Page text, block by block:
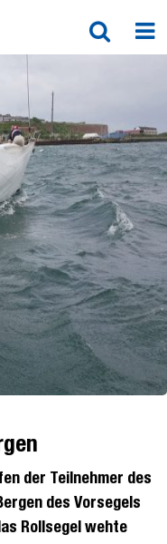
der Teilnehmer des
des Vorsegels
Rollsegel wehte